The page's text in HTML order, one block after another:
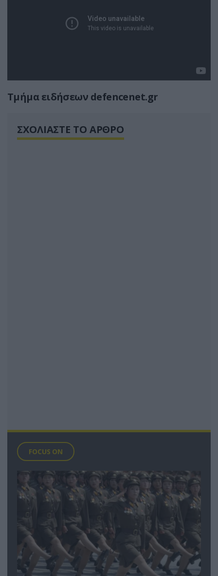
Τμήμα ειδήσεων defencenet.gr
ΣΧΟΛΙΑΣΤΕ ΤΟ ΑΡΘΡΟ
FOCUS ON